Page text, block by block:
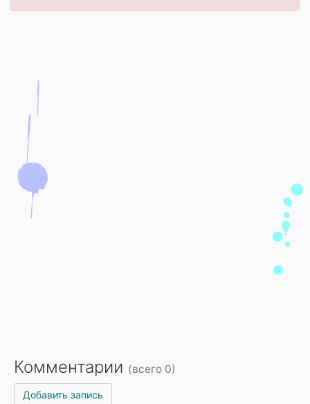
Комментарии (всего 0)
Добавить запись